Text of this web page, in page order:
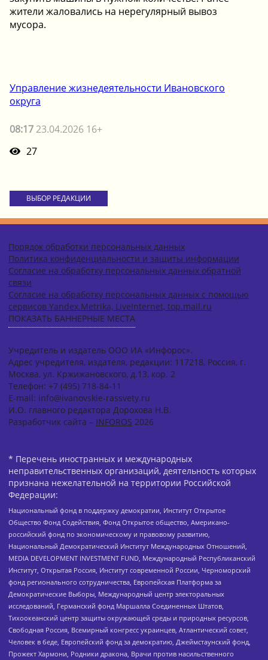
жители жаловались на нерегулярный вывоз
мусора.
Управление жизнедеятельности Ивановского
округа
08:17 23.04.2026 16+
27
ВЫБОР РЕДАКЦИИ
Порядок обработки персональных данных
Политика конфиденциальности и защиты информации
Согласие на обработку персональных данных обратной
связи
Согласие на обработку персональных данных с помощью
сервисов Yandex.Metrika, LiveInternet, top.mail.ru
ПОКАЗАТЬ БАННЕРНЫЕ МЕСТА
Учредитель и издатель ООО ИА «Инфорос».
Адрес учредителя, издателя, редакции: 117218, Россия, г.
Москва, ул. Кржижановского, д.13, кор. 2
Телефон: +7 (495) 718-84-11
E-mail: info@ivanovskie-rassvety.ru
И.О. главного редактора Дорохова Н.В.
Разработчик сайта – INFOROS 2026
* Перечень иностранных и международных
неправительственных организаций, деятельность которых
признана нежелательной на территории Российской
Федерации:
Национальный фонд в поддержку демократии, Институт Открытое
Общество Фонд Содействия, Фонд Открытое общество, Американо-
российский фонд по экономическому и правовому развитию,
Национальный Демократический Институт Международных Отношений,
MEDIA DEVELOPMENT INVESTMENT FUND, Международный Республиканский
Институт, Открытая Россия, Институт современной России, Черноморский
фонд регионального сотрудничества, Европейская Платформа за
Демократические Выборы, Международный центр электоральных
исследований, Германский фонд Маршалла Соединенных Штатов,
Тихоокеанский центр защиты окружающей среды и природных ресурсов,
Свободная Россия, Всемирный конгресс украинцев, Атлантический совет,
Человек в беде, Европейский фонд за демократию, Джеймстаунский фонд,
Прожект Хармони, Родники дракона, Врачи против насильственного